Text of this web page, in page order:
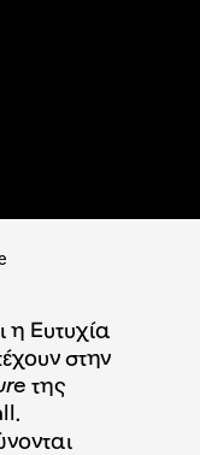
Ευτυχία
στην
της